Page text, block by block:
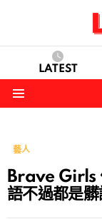
LATEST
藝人
Brave Girls
語不過都是